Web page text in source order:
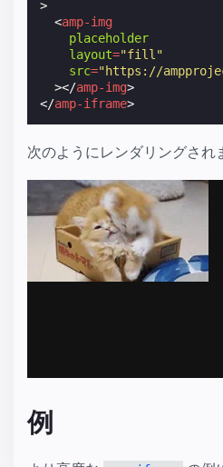
>
<amp-img
placeholder
layout="fill"
src="https://
></amp-img>
</amp-iframe>
次のようにレンダリングされ
例